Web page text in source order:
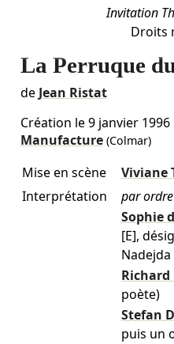
Invitation
Droits
La Perruque
de Jean Ristat
Création le9 janvier 1996
Manufacture(Colmar)
Mise en scène
Viviane
Interprétation
par
Sophie
[E],
poète)
Stefan
puis un